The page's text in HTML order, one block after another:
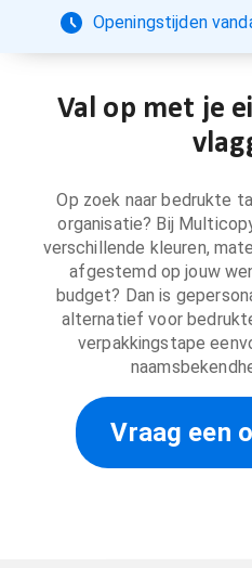
Openingstijden
Val op met je
Op zoek naar bedrukte
organisatie? Bij
verschillende kleuren,
afgestemd op jouw
budget? Dan is
alternatief voor
verpakkingstape
Vraag een